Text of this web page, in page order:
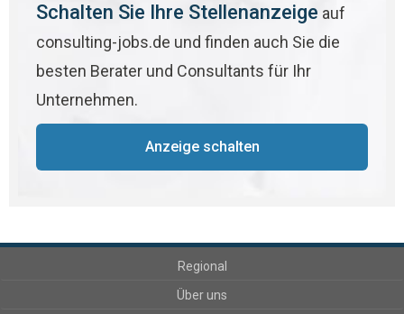
Schalten Sie Ihre Stellenanzeige auf
consulting-jobs.de und finden auch Sie die
besten Berater und Consultants für Ihr
Unternehmen.
Anzeige schalten
Regional
Über uns